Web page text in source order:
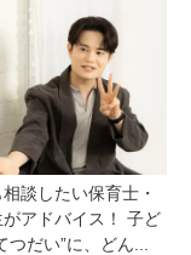
談したい保育士・
がアドバイス！ 子ど
つだい”に、どん...